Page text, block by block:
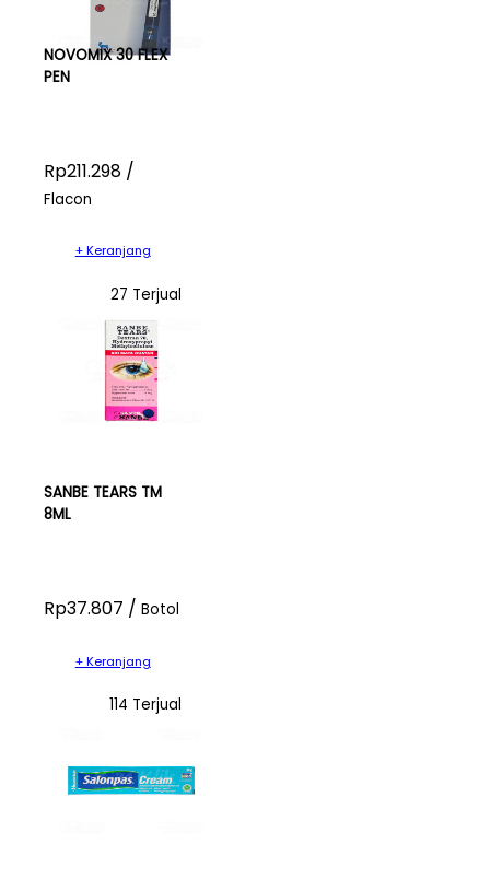
NOVOMIX 30 FLEX
PEN
Rp211.298 /
Flacon
+ Keranjang
27 Terjual
SANBE TEARS TM
8ML
Rp37.807 / Botol
+ Keranjang
114 Terjual